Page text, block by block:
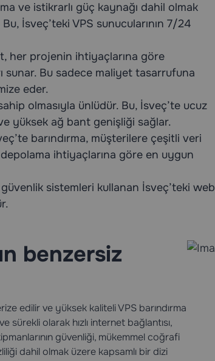
ve istikrarlı güç kaynağı dahil olmak
İsveç’teki VPS sunucularının 7/24
her projenin ihtiyaçlarına göre
sunar. Bu sadece maliyet tasarrufuna
eder.
olmasıyla ünlüdür. Bu, İsveç’te ucuz
yüksek ağ bant genişliği sağlar.
barındırma, müşterilere çeşitli veri
ihtiyaçlarına göre en uygun
sistemleri kullanan İsveç’teki web
benzersiz
edilir ve yüksek kaliteli VPS barındırma
sürekli olarak hızlı internet bağlantısı,
güvenliği, mükemmel coğrafi
dahil olmak üzere kapsamlı bir dizi